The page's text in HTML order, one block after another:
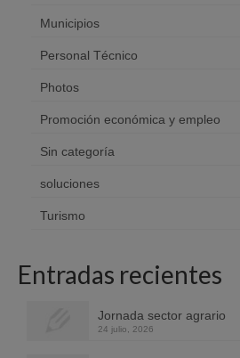
Municipios
Personal Técnico
Photos
Promoción económica y empleo
Sin categoría
soluciones
Turismo
Entradas recientes
Jornada sector agrario
24 julio, 2026